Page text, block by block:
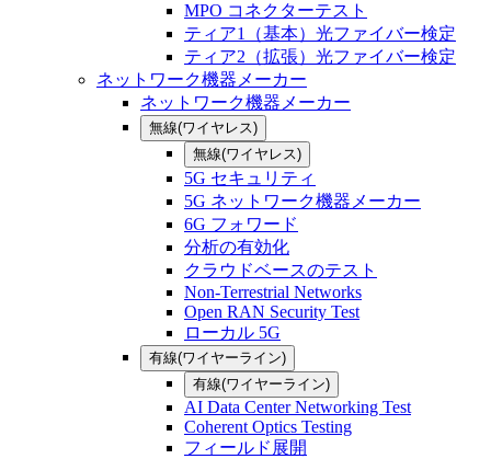
MPO コネクターテスト
ティア1（基本）光ファイバー検定
ティア2（拡張）光ファイバー検定
ネットワーク機器メーカー
ネットワーク機器メーカー
無線(ワイヤレス)
無線(ワイヤレス)
5G セキュリティ
5G ネットワーク機器メーカー
6G フォワード
分析の有効化
クラウドベースのテスト
Non-Terrestrial Networks
Open RAN Security Test
ローカル 5G
有線(ワイヤーライン)
有線(ワイヤーライン)
AI Data Center Networking Test
Coherent Optics Testing
フィールド展開